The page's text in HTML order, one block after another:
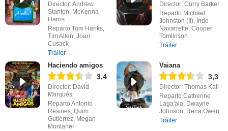
Director: Andrew
Stanton, McKenna
Harris
Reparto Tom Hanks,
Tim Allen, Joan
Cusack
Tráiler
Director: Curry Barker
Reparto Michael
Johnston (II), Inde
Navarrette, Cooper
Tomlinson
Tráiler
Haciendo amigos
3,4
Director: David
Marqués
Reparto Antonio
Resines, Quim
Gutiérrez, Megan
Montaner
Vaiana
3,3
Director: Thomas Kail
Reparto Catherine
Laga'aia, Dwayne
Johnson, Rena Owen
Tráiler